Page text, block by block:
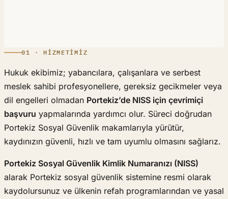
01 · HIZMETIMIZ
Hukuk ekibimiz; yabancılara, çalışanlara ve serbest
meslek sahibi profesyonellere, gereksiz gecikmeler veya
dil engelleri olmadan Portekiz’de NISS için çevrimiçi
başvuru yapmalarında yardımcı olur. Süreci doğrudan
Portekiz Sosyal Güvenlik makamlarıyla yürütür,
kaydınızın güvenli, hızlı ve tam uyumlu olmasını sağlarız.
Portekiz Sosyal Güvenlik Kimlik Numaranızı (NISS)
alarak Portekiz sosyal güvenlik sistemine resmi olarak
kaydolursunuz ve ülkenin refah programlarından ve yasal